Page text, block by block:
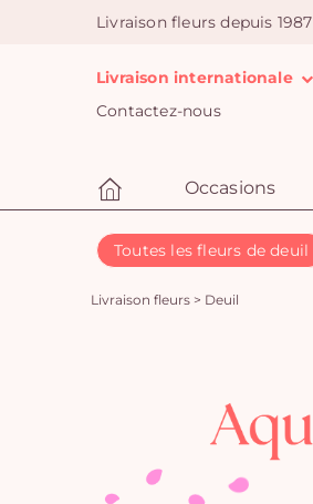
Livraison fleurs depuis 1987
Livraison internationale
Contactez-nous
Occasions
Toutes les fleurs de deuil
Livraison fleurs > Deuil